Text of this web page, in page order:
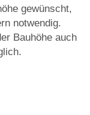
gewünscht,
notwendig.
Bauhöhe auch